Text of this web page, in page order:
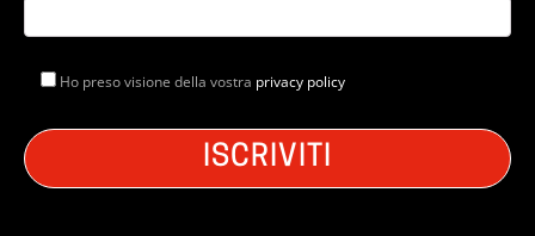
Ho preso visione della vostra privacy policy